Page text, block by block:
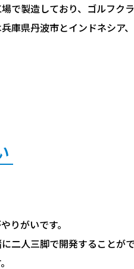
で製造しており、ゴルフク
庫県丹波市とインドネシア
りがいです。
二人三脚で開発することが